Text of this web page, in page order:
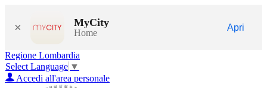
× MyCity
Home
Apri
Regione Lombardia
Select Language ▼
Accedi all'area personale